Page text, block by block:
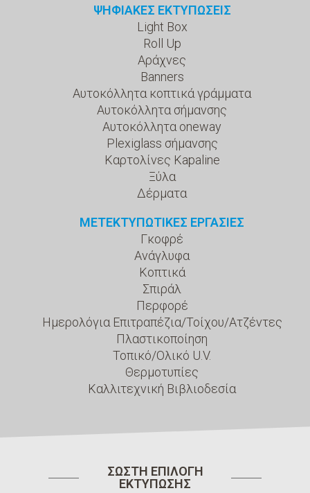
ΨΗΦΙΑΚΕΣ ΕΚΤΥΠΩΣΕΙΣ
Light Box
Roll Up
Αράχνες
Banners
Αυτοκόλλητα κοπτικά γράμματα
Αυτοκόλλητα σήμανσης
Αυτοκόλλητα oneway
Plexiglass σήμανσης
Καρτολίνες Kapaline
Ξύλα
Δέρματα
ΜΕΤΕΚΤΥΠΩΤΙΚΕΣ ΕΡΓΑΣΙΕΣ
Γκοφρέ
Ανάγλυφα
Κοπτικά
Σπιράλ
Περφορέ
Ημερολόγια Επιτραπέζια/Τοίχου/Ατζέντες
Πλαστικοποίηση
Τοπικό/Ολικό U.V.
Θερμοτυπίες
Καλλιτεχνική Βιβλιοδεσία
ΣΩΣΤΗ ΕΠΙΛΟΓΗ
ΕΚΤΥΠΩΣΗΣ